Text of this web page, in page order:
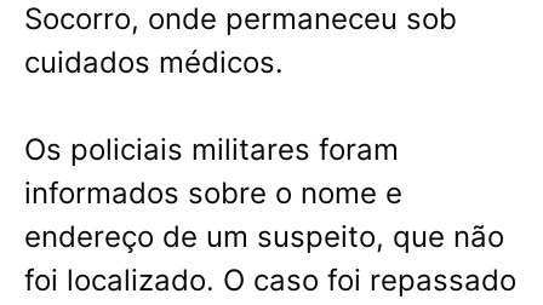
Socorro, onde permaneceu sob
cuidados médicos.
Os policiais militares foram
informados sobre o nome e
endereço de um suspeito, que não
foi localizado. O caso foi repassado